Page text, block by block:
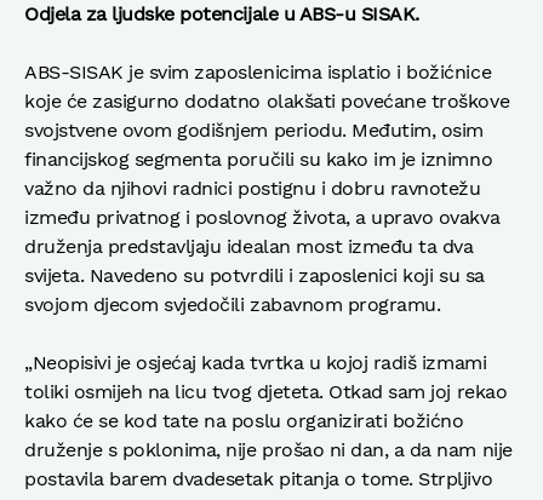
Odjela za ljudske potencijale u ABS-u SISAK.
ABS-SISAK je svim zaposlenicima isplatio i božićnice
koje će zasigurno dodatno olakšati povećane troškove
svojstvene ovom godišnjem periodu. Međutim, osim
financijskog segmenta poručili su kako im je iznimno
važno da njihovi radnici postignu i dobru ravnotežu
između privatnog i poslovnog života, a upravo ovakva
druženja predstavljaju idealan most između ta dva
svijeta. Navedeno su potvrdili i zaposlenici koji su sa
svojom djecom svjedočili zabavnom programu.
„Neopisivi je osjećaj kada tvrtka u kojoj radiš izmami
toliki osmijeh na licu tvog djeteta. Otkad sam joj rekao
kako će se kod tate na poslu organizirati božićno
druženje s poklonima, nije prošao ni dan, a da nam nije
postavila barem dvadesetak pitanja o tome. Strpljivo